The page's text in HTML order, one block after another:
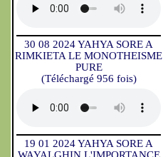
30 08 2024 YAHYA SORE A
RIMKIETA LE MONOTHEISME
PURE
(Téléchargé 956 fois)
19 01 2024 YAHYA SORE A